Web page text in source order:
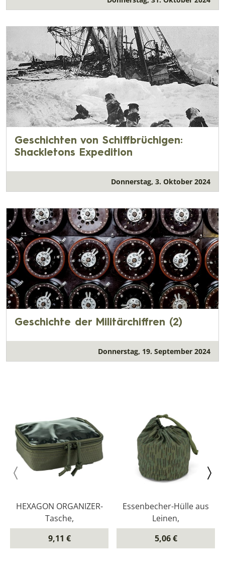
Geschichten von Schiffbrüchigen:
Shackletons Expedition
Donnerstag, 3. Oktober 2024
Geschichte der Militärchiffren (2)
Donnerstag, 19. September 2024
HEXAGON ORGANIZER-
Tasche,
9,11 €
Essenbecher-Hülle aus
Leinen,
5,06 €